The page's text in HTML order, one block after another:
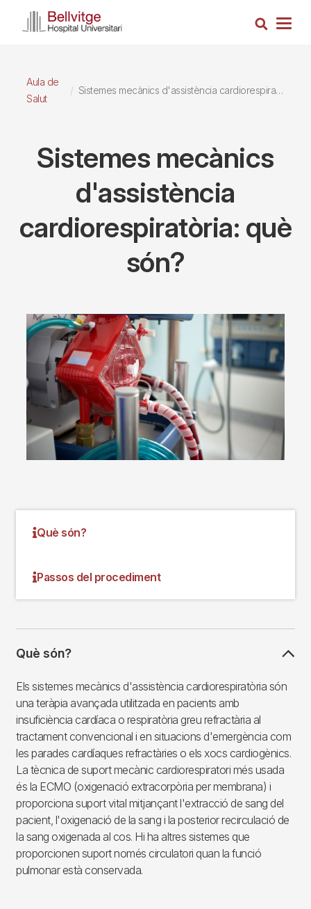
Cerca
Aula de
Salut
Sistemes mecànics d'assistència cardiorespiratòria: què són?
Sistemes mecànics
d'assistència
cardiorespiratòria: què
són?
Imagen
Què són?
Passos del procediment
Què són?
Els sistemes mecànics d'assistència cardiorespiratòria són
una teràpia avançada utilitzada en pacients amb
insuficiència cardíaca o respiratòria greu refractària al
tractament convencional i en situacions d'emergència com
les parades cardíaques refractàries o els xocs cardiogènics.
La tècnica de suport mecànic cardiorespiratori més usada
és la ECMO (oxigenació extracorpòria per membrana) i
proporciona suport vital mitjançant l'extracció de sang del
pacient, l'oxigenació de la sang i la posterior recirculació de
la sang oxigenada al cos. Hi ha altres sistemes que
proporcionen suport només circulatori quan la funció
pulmonar està conservada.